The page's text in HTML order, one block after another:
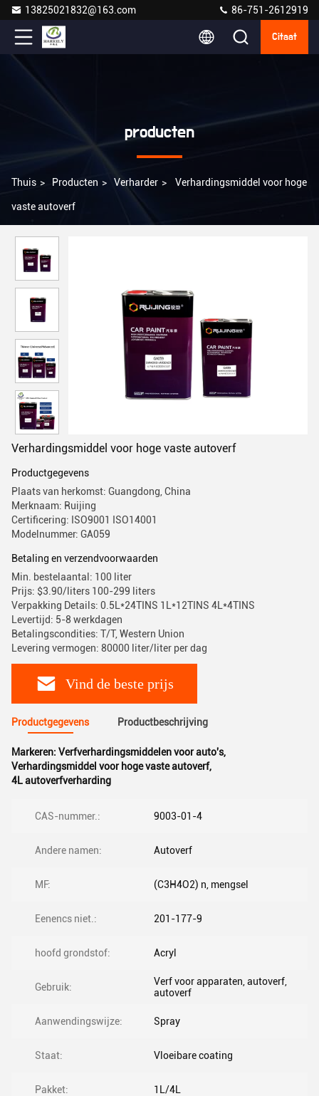
13825021832@163.com 86-751-2612919
Citaat
producten
Thuis > Producten > Verharder > Verhardingsmiddel voor hoge
vaste autoverf
Verhardingsmiddel voor hoge vaste autoverf
Productgegevens
Plaats van herkomst: Guangdong, China
Merknaam: Ruijing
Certificering: ISO9001 ISO14001
Modelnummer: GA059
Betaling en verzendvoorwaarden
Min. bestelaantal: 100 liter
Prijs: $3.90/liters 100-299 liters
Verpakking Details: 0.5L*24TINS 1L*12TINS 4L*4TINS
Levertijd: 5-8 werkdagen
Betalingscondities: T/T, Western Union
Levering vermogen: 80000 liter/liter per dag
Vind de beste prijs
Productgegevens Productbeschrijving
Markeren: Verfverhardingsmiddelen voor auto's,
Verhardingsmiddel voor hoge vaste autoverf,
4L autoverfverharding
CAS-nummer.: 9003-01-4
Andere namen: Autoverf
MF: (C3H4O2) n, mengsel
Eenencs niet.: 201-177-9
hoofd grondstof: Acryl
Gebruik:
Verf voor apparaten, autoverf,
autoverf
Aanwendingswijze: Spray
Staat: Vloeibare coating
Pakket: 1L/4L